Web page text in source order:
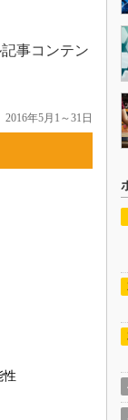
事コンテン
2016年5月1～31日
性